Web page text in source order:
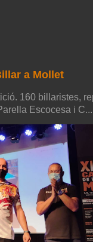
a Mollet
160 billaristes,
Escocesa i C...